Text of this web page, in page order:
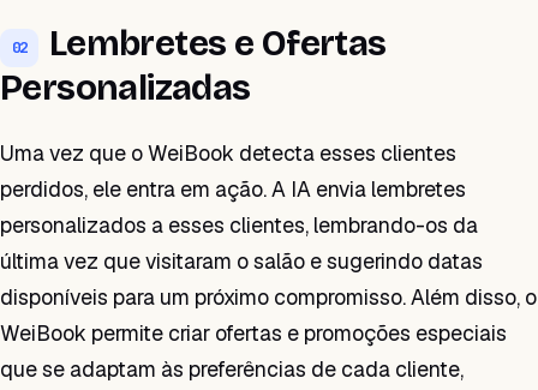
02
Lembretes e Ofertas
Personalizadas
Uma vez que o WeiBook detecta esses clientes
perdidos, ele entra em ação. A IA envia lembretes
personalizados a esses clientes, lembrando-os da
última vez que visitaram o salão e sugerindo datas
disponíveis para um próximo compromisso. Além disso, o
WeiBook permite criar ofertas e promoções especiais
que se adaptam às preferências de cada cliente,